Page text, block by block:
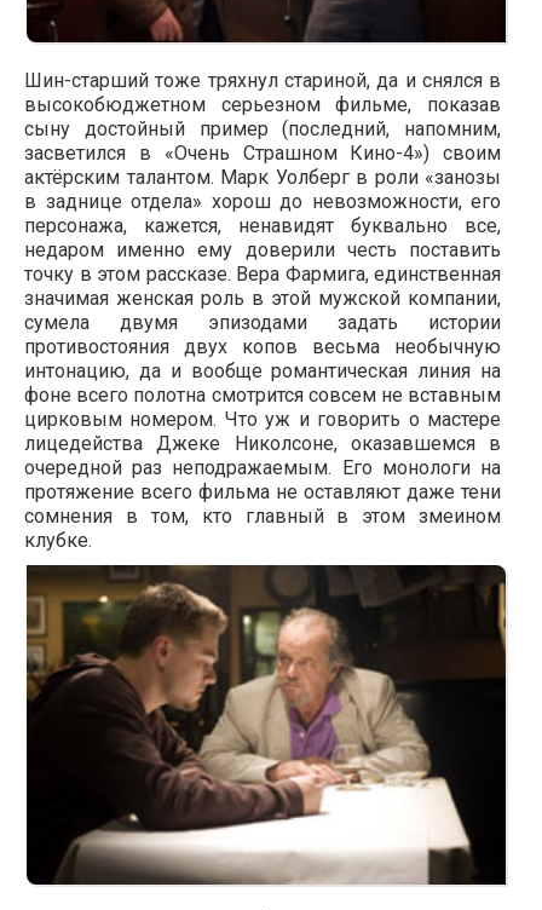
Шин-старший тоже тряхнул стариной, да и снялся в
высокобюджетном серьезном фильме, показав
сыну достойный пример (последний, напомним,
засветился в «Очень Страшном Кино-4») своим
актёрским талантом. Марк Уолберг в роли «занозы
в заднице отдела» хорош до невозможности, его
персонажа, кажется, ненавидят буквально все,
недаром именно ему доверили честь поставить
точку в этом рассказе. Вера Фармига, единственная
значимая женская роль в этой мужской компании,
сумела двумя эпизодами задать истории
противостояния двух копов весьма необычную
интонацию, да и вообще романтическая линия на
фоне всего полотна смотрится совсем не вставным
цирковым номером. Что уж и говорить о мастере
лицедейства Джеке Николсоне, оказавшемся в
очередной раз неподражаемым. Его монологи на
протяжение всего фильма не оставляют даже тени
сомнения в том, кто главный в этом змеином
клубке.